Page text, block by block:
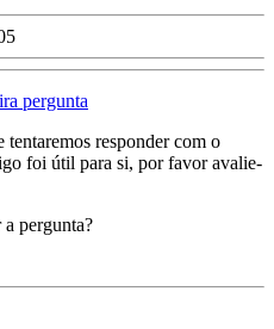
pergunta
tentaremos responder com o
foi útil para si, por favor avalie-
a pergunta?